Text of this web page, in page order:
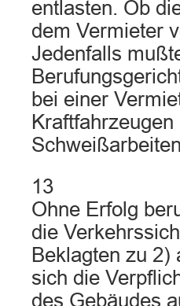
entlasten. Ob
dem Vermieter
Jedenfalls
bei einer
13
Ohne Erfolg
die
Beklagten zu
sich die
des Gebäudes